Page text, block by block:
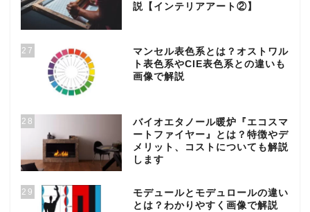
説【インテリアアート②】
27
マンセル表色系とは？オストワル
ト表色系やCIE表色系との違いも
画像で解説
28
バイオエタノール暖炉『エコスマ
ートファイヤー』とは？特徴やデ
メリット、コストについても解説
します
29
モデュールとモデュロールの違い
とは？わかりやすく画像で解説